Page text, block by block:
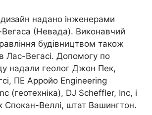
надано інженерами
(Невада). Виконавчий
будівництвом також
Лас-Вегасі. Допомогу по
надали геолог Джон Пек,
ПЕ Арройо Engineering
(геотехніка), DJ Scheffler, Inc, і
Спокан-Веллі, штат Вашингтон.